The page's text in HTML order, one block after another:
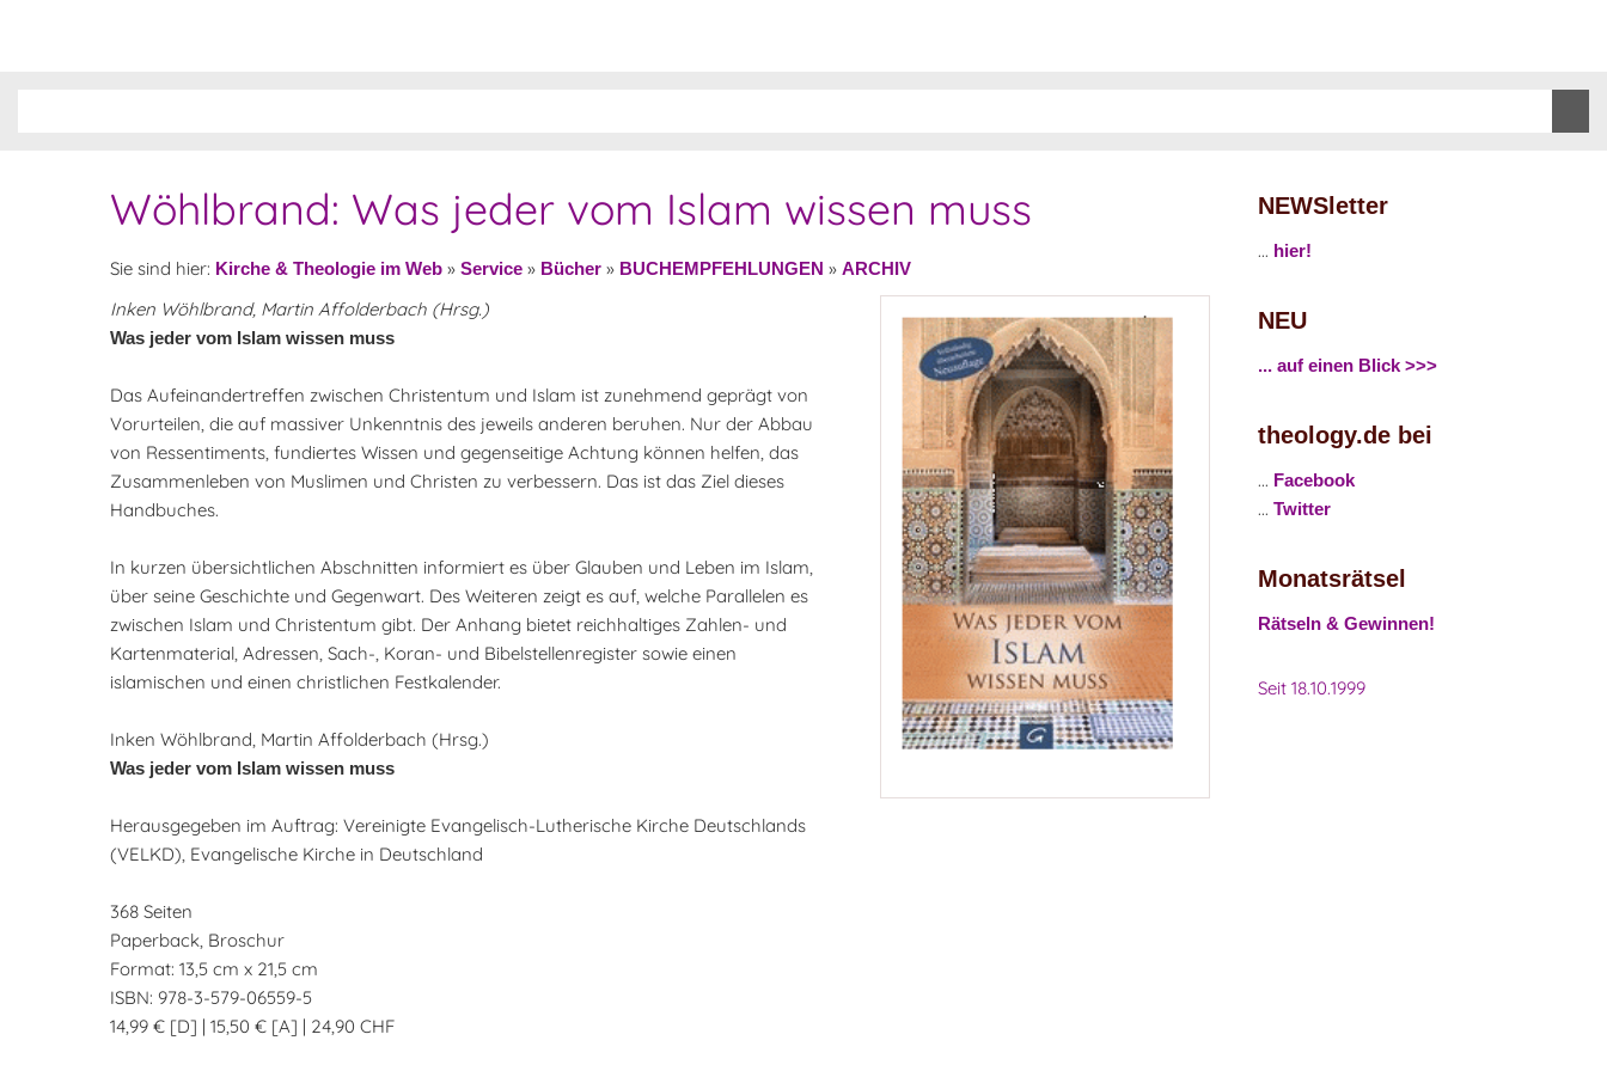
Wöhlbrand: Was jeder vom Islam wissen muss
Sie sind hier: Kirche & Theologie im Web » Service » Bücher » BUCHEMPFEHLUNGEN » ARCHIV
Inken Wöhlbrand, Martin Affolderbach (Hrsg.)
Was jeder vom Islam wissen muss
Das Aufeinandertreffen zwischen Christentum und Islam ist zunehmend geprägt von
Vorurteilen, die auf massiver Unkenntnis des jeweils anderen beruhen. Nur der Abbau
von Ressentiments, fundiertes Wissen und gegenseitige Achtung können helfen, das
Zusammenleben von Muslimen und Christen zu verbessern. Das ist das Ziel dieses
Handbuches.
In kurzen übersichtlichen Abschnitten informiert es über Glauben und Leben im Islam,
über seine Geschichte und Gegenwart. Des Weiteren zeigt es auf, welche Parallelen es
zwischen Islam und Christentum gibt. Der Anhang bietet reichhaltiges Zahlen- und
Kartenmaterial, Adressen, Sach-, Koran- und Bibelstellenregister sowie einen
islamischen und einen christlichen Festkalender.
Inken Wöhlbrand, Martin Affolderbach (Hrsg.)
Was jeder vom Islam wissen muss
Herausgegeben im Auftrag: Vereinigte Evangelisch-Lutherische Kirche Deutschlands
(VELKD), Evangelische Kirche in Deutschland
368 Seiten
Paperback, Broschur
Format: 13,5 cm x 21,5 cm
ISBN: 978-3-579-06559-5
14,99 € [D] | 15,50 € [A] | 24,90 CHF
NEWSletter
... hier!
NEU
... auf einen Blick >>>
theology.de bei
... Facebook
... Twitter
Monatsrätsel
Rätseln & Gewinnen!
Seit 18.10.1999